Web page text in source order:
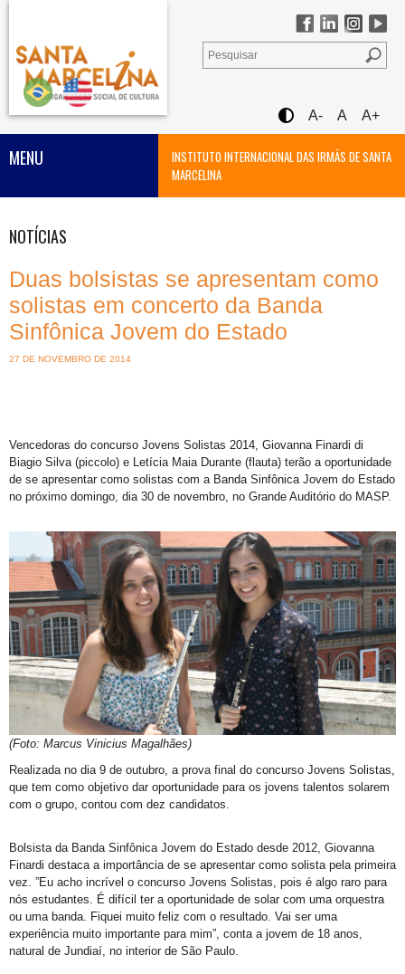
A- A A+
INSTITUTO INTERNACIONAL DAS IRMÃS DE SANTA
MARCELINA
MENU
NOTÍCIAS
Duas bolsistas se apresentam como
solistas em concerto da Banda
Sinfônica Jovem do Estado
27 DE NOVEMBRO DE 2014
Vencedoras do concurso Jovens Solistas 2014, Giovanna Finardi di
Biagio Silva (piccolo) e Letícia Maia Durante (flauta) terão a oportunidade
de se apresentar como solistas com a Banda Sinfônica Jovem do Estado
no próximo domingo, dia 30 de novembro, no Grande Auditório do MASP.
(Foto: Marcus Vinicius Magalhães)
Realizada no dia 9 de outubro, a prova final do concurso Jovens Solistas,
que tem como objetivo dar oportunidade para os jovens talentos solarem
com o grupo, contou com dez candidatos.
Bolsista da Banda Sinfônica Jovem do Estado desde 2012, Giovanna
Finardi destaca a importância de se apresentar como solista pela primeira
vez. ”Eu acho incrível o concurso Jovens Solistas, pois é algo raro para
nós estudantes. É difícil ter a oportunidade de solar com uma orquestra
ou uma banda. Fiquei muito feliz com o resultado. Vai ser uma
experiência muito importante para mim”, conta a jovem de 18 anos,
natural de Jundiaí, no interior de São Paulo.